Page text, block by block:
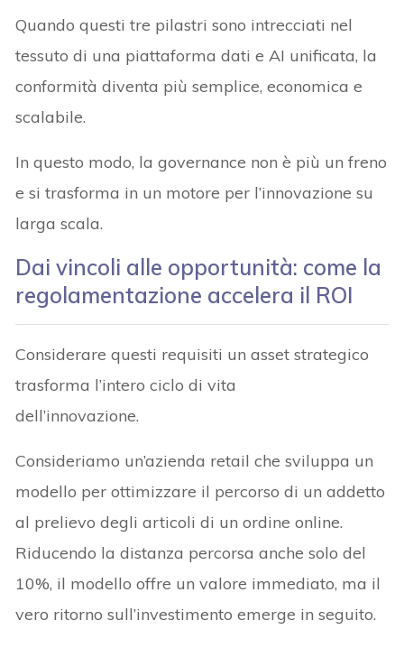
Quando questi tre pilastri sono intrecciati nel
tessuto di una piattaforma dati e AI unificata, la
conformità diventa più semplice, economica e
scalabile.
In questo modo, la governance non è più un freno
e si trasforma in un motore per l’innovazione su
larga scala.
Dai vincoli alle opportunità: come la
regolamentazione accelera il ROI
Considerare questi requisiti un asset strategico
trasforma l’intero ciclo di vita
dell’innovazione.
Consideriamo un’azienda retail che sviluppa un
modello per ottimizzare il percorso di un addetto
al prelievo degli articoli di un ordine online.
Riducendo la distanza percorsa anche solo del
10%, il modello offre un valore immediato, ma il
vero ritorno sull’investimento emerge in seguito.